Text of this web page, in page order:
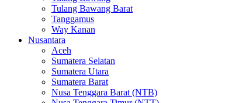
Tulang Bawang Barat
Tanggamus
Way Kanan
Nusantara
Aceh
Sumatera Selatan
Sumatera Utara
Sumatera Barat
Nusa Tenggara Barat (NTB)